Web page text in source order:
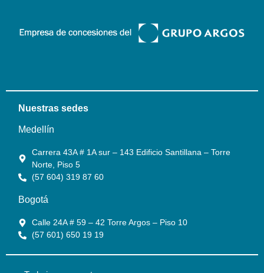
Nuestras sedes
Medellín
Carrera 43A # 1A sur – 143 Edificio Santillana – Torre
Norte, Piso 5
(57 604) 319 87 60
Bogotá
Calle 24A # 59 – 42 Torre Argos – Piso 10
(57 601) 650 19 19